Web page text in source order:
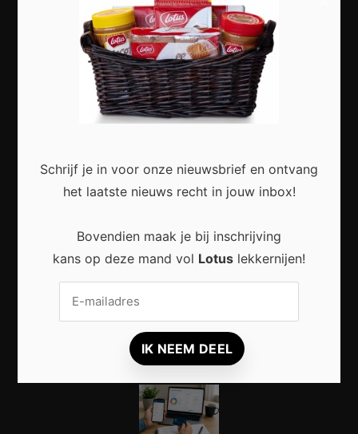
Slimme Digitalisering voor Kleine Bedrijven:
Meer Efficiëntie en Groei met Moderne
Technologie
Kleine stappen met een groot effect
Duurzaam reizen: zo beleef je meer met
minder impact
Schrijf je in voor onze nieuwsbrief en ontvang
het laatste nieuws recht in jouw inbox!
Bovendien maak je bij inschrijving
kans op deze mand vol Lotus lekkernijen!